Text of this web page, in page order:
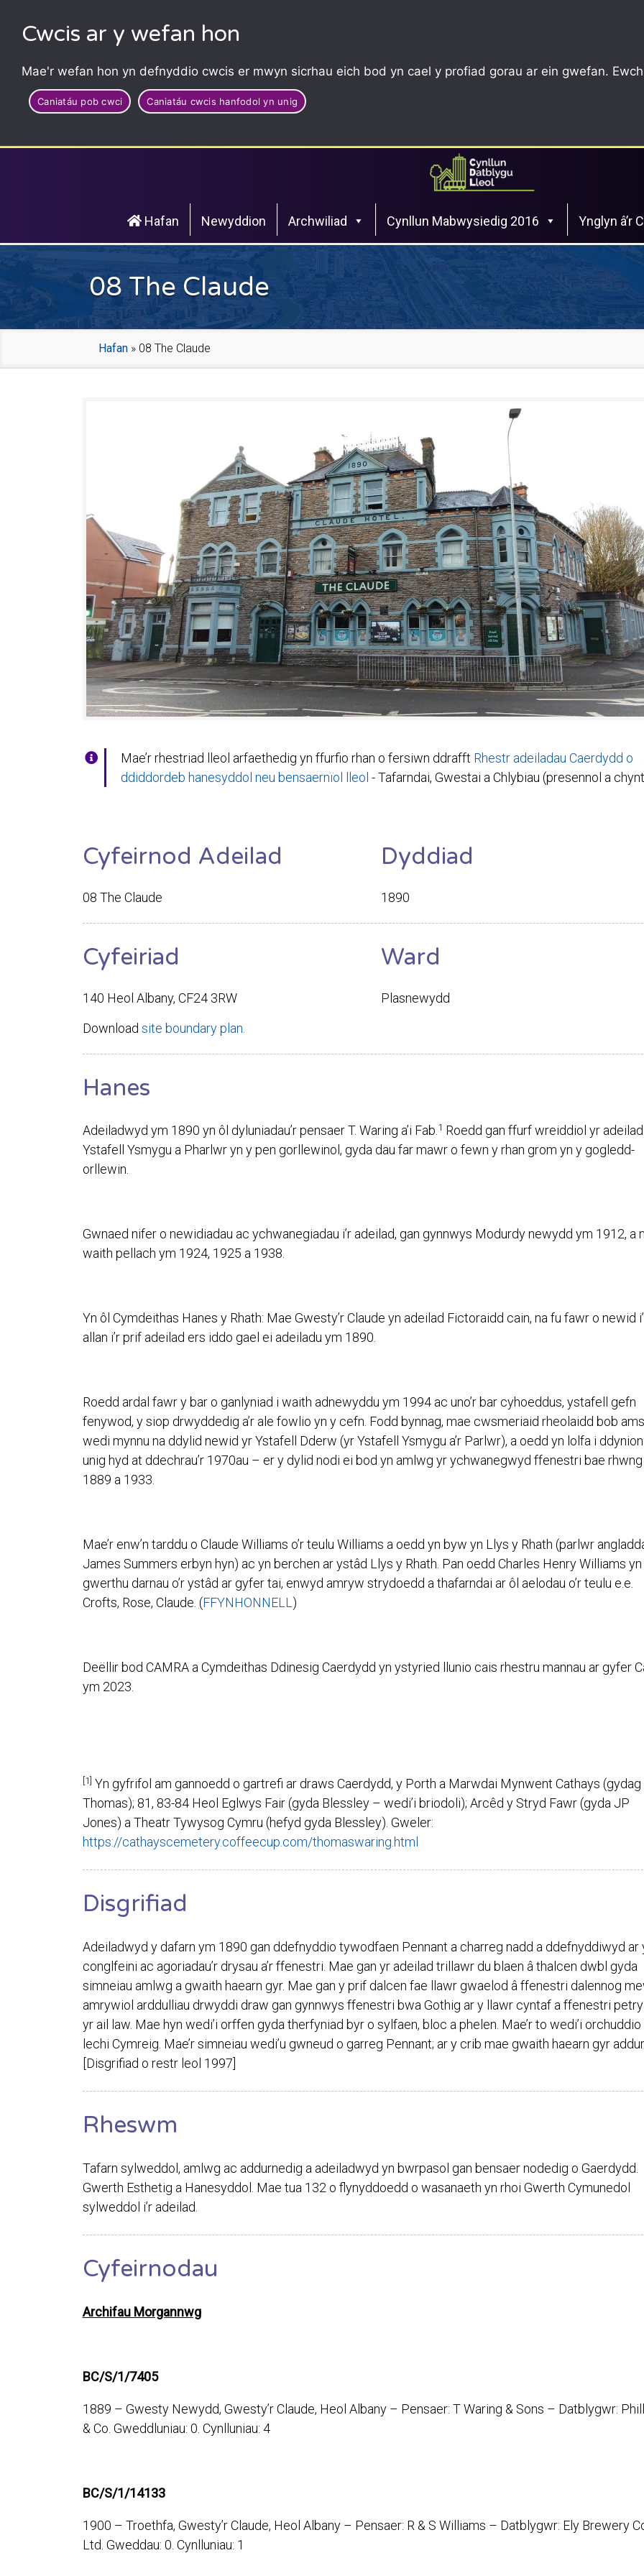
Cwcis ar y wefan hon
Mae'r wefan hon yn defnyddio cwcis er mwyn sicrhau eich bod yn cael y profiad gorau ar ein gwefan.
Caniatáu pob cwci Caniatáu cwcis hanfodol yn unig
Hafan Newyddion Archwiliad Cynllun Mabwysiedig 2016 Ynglyn â’r
08 The Claude
Hafan » 08 The Claude
Mae’r rhestriad lleol arfaethedig yn ffurfio rhan o fersiwn ddrafft Rhestr adeiladau Caerdydd o
ddiddordeb hanesyddol neu bensaernïol lleol - Tafarndai, Gwestai a Chlybiau (presennol a
Cyfeirnod Adeilad
08 The Claude
Dyddiad
1890
Cyfeiriad
140 Heol Albany, CF24 3RW
Download site boundary plan.
Ward
Plasnewydd
Hanes
Adeiladwyd ym 1890 yn ôl dyluniadau’r pensaer T. Waring a’i Fab.1 Roedd gan ffurf wreiddiol yr adeilad
Ystafell Ysmygu a Pharlwr yn y pen gorllewinol, gyda dau far mawr o fewn y rhan grom yn y gogledd-
orllewin.
Gwnaed nifer o newidiadau ac ychwanegiadau i’r adeilad, gan gynnwys Modurdy newydd ym 1912, a
waith pellach ym 1924, 1925 a 1938.
Yn ôl Cymdeithas Hanes y Rhath: Mae Gwesty’r Claude yn adeilad Fictoraidd cain, na fu fawr o newid
allan i’r prif adeilad ers iddo gael ei adeiladu ym 1890.
Roedd ardal fawr y bar o ganlyniad i waith adnewyddu ym 1994 ac uno’r bar cyhoeddus, ystafell gefn
fenywod, y siop drwyddedig a’r ale fowlio yn y cefn. Fodd bynnag, mae cwsmeriaid rheolaidd bob
wedi mynnu na ddylid newid yr Ystafell Dderw (yr Ystafell Ysmygu a’r Parlwr), a oedd yn lolfa i
unig hyd at ddechrau’r 1970au – er y dylid nodi ei bod yn amlwg yr ychwanegwyd ffenestri bae rhwng
1889 a 1933.
Mae’r enw’n tarddu o Claude Williams o’r teulu Williams a oedd yn byw yn Llys y Rhath (parlwr
James Summers erbyn hyn) ac yn berchen ar ystâd Llys y Rhath. Pan oedd Charles Henry Williams yn
gwerthu darnau o’r ystâd ar gyfer tai, enwyd amryw strydoedd a thafarndai ar ôl aelodau o’r teulu e.e.
Crofts, Rose, Claude. (FFYNHONNELL)
Deëllir bod CAMRA a Cymdeithas Ddinesig Caerdydd yn ystyried llunio cais rhestru mannau ar gyfer
ym 2023.
[1] Yn gyfrifol am gannoedd o gartrefi ar draws Caerdydd, y Porth a Marwdai Mynwent Cathays (gydag
Thomas); 81, 83-84 Heol Eglwys Fair (gyda Blessley – wedi’i briodoli); Arcêd y Stryd Fawr (gyda JP
Jones) a Theatr Tywysog Cymru (hefyd gyda Blessley). Gweler:
https://cathayscemetery.coffeecup.com/thomaswaring.html
Disgrifiad
Adeiladwyd y dafarn ym 1890 gan ddefnyddio tywodfaen Pennant a charreg nadd a ddefnyddiwyd ar
conglfeini ac agoriadau’r drysau a’r ffenestri. Mae gan yr adeilad trillawr du blaen â thalcen dwbl gyda
simneiau amlwg a gwaith haearn gyr. Mae gan y prif dalcen fae llawr gwaelod â ffenestri dalennog
amrywiol arddulliau drwyddi draw gan gynnwys ffenestri bwa Gothig ar y llawr cyntaf a ffenestri
yr ail law. Mae hyn wedi’i orffen gyda therfyniad byr o sylfaen, bloc a phelen. Mae’r to wedi’i orchuddio
lechi Cymreig. Mae’r simneiau wedi’u gwneud o garreg Pennant; ar y crib mae gwaith haearn gyr
[Disgrifiad o restr leol 1997]
Rheswm
Tafarn sylweddol, amlwg ac addurnedig a adeiladwyd yn bwrpasol gan bensaer nodedig o Gaerdydd.
Gwerth Esthetig a Hanesyddol. Mae tua 132 o flynyddoedd o wasanaeth yn rhoi Gwerth Cymunedol
sylweddol i’r adeilad.
Cyfeirnodau
Archifau Morgannwg
BC/S/1/7405
1889 – Gwesty Newydd, Gwesty’r Claude, Heol Albany – Pensaer: T Waring & Sons – Datblygwr:
& Co. Gweddluniau: 0. Cynlluniau: 4
BC/S/1/14133
1900 – Troethfa, Gwesty’r Claude, Heol Albany – Pensaer: R & S Williams – Datblygwr: Ely Brewery
Ltd. Gweddau: 0. Cynlluniau: 1